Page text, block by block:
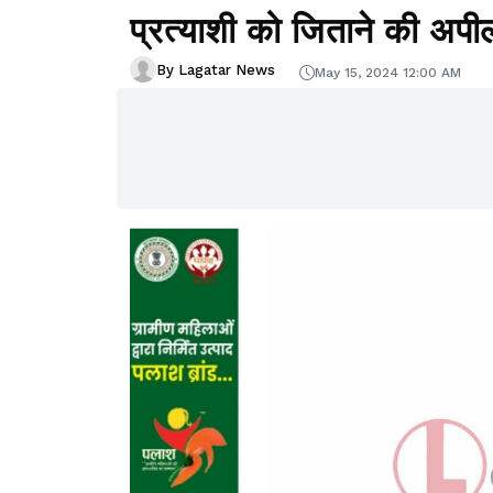
प्रत्याशी को जिताने की
By Lagatar News May 15, 2024 12:00 AM